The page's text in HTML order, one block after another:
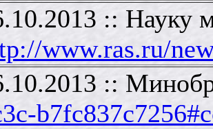
:: Науку
www.ras.ru/
::